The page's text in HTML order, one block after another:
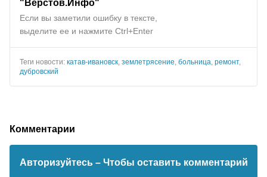
Если вы заметили ошибку в тексте,
выделите ее и нажмите Ctrl+Enter
Теги новости: катав-ивановск землетрясение больница ремонт,
дубровский
Комментарии
Авторизуйтесь – Чтобы оставить комментарий